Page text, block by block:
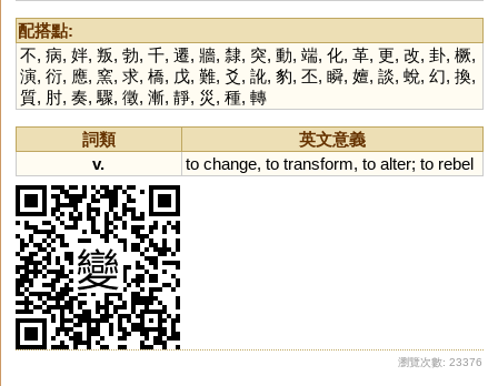
配搭點:
不, 病, 姅, 叛, 勃, 千, 遷, 牆, 隸, 突, 動, 端, 化, 革, 更, 改, 卦, 橛,
演, 衍, 應, 窯, 求, 橋, 戊, 難, 爻 , 訛, 豹, 丕, 瞬, 嬗, 談, 蛻, 幻, 換,
質, 肘, 奏, 驟, 徵, 漸, 靜, 災, 種, 轉
詞類
英文意義
v.
to change, to transform, to alter; to rebel
瀏覽次數: 23376